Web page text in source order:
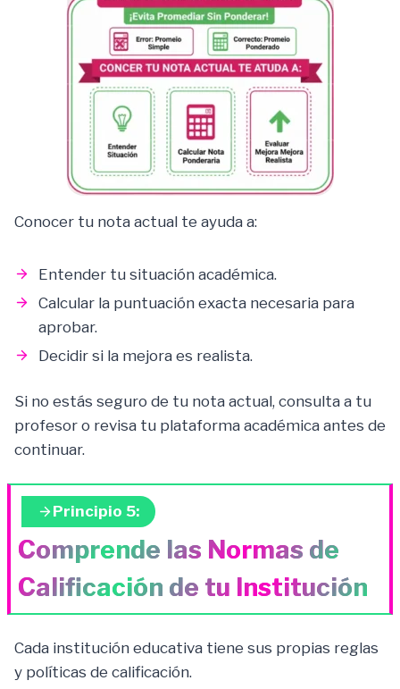
Conocer tu nota actual te ayuda a:
Entender tu situación académica.
Calcular la puntuación exacta necesaria para
aprobar.
Decidir si la mejora es realista.
Si no estás seguro de tu nota actual, consulta a tu
profesor o revisa tu plataforma académica antes de
continuar.
Principio 5:
Comprende las Normas de
Calificación de tu Institución
Cada institución educativa tiene sus propias reglas
y políticas de calificación.